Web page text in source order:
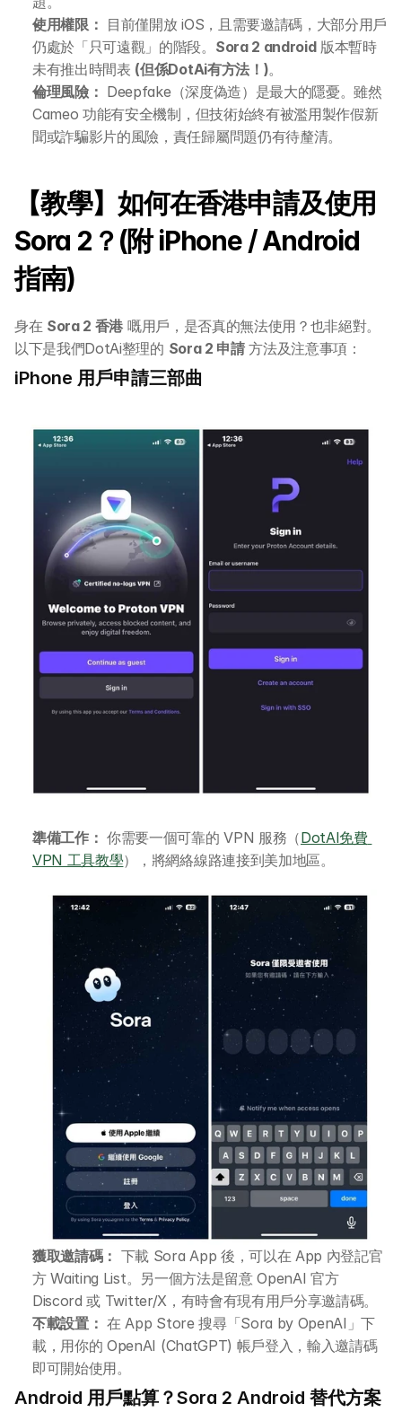
使用權限： 目前僅開放 iOS，且需要邀請碼，大部分用戶
仍處於「只可遠觀」的階段。 Sora 2 android 版本暫時
未有推出時間表 (但係DotAi有方法！)。
倫理風險： Deepfake（深度偽造）是最大的隱憂。雖然
Cameo 功能有安全機制，但技術始終有被濫用製作假新
聞或詐騙影片的風險，責任歸屬問題仍有待釐清。
【教學】如何在香港申請及使用
Sora 2？(附 iPhone / Android
指南)
身在 Sora 2 香港 嘅用戶，是否真的無法使用？也非絕對。
以下是我們DotAi整理的 Sora 2 申請 方法及注意事項：
iPhone 用戶申請三部曲
準備工作： 你需要一個可靠的 VPN 服務（DotAI免費
VPN 工具教學），將網絡線路連接到美加地區。
獲取邀請碼： 下載 Sora App 後，可以在 App 內登記官
方 Waiting List。另一個方法是留意 OpenAI 官方
Discord 或 Twitter/X，有時會有現有用戶分享邀請碼。
下載設置： 在 App Store 搜尋「Sora by OpenAI」下
載，用你的 OpenAI (ChatGPT) 帳戶登入，輸入邀請碼
即可開始使用。
Android 用戶點算？Sora 2 Android 替代方案
AI 應用主題班系列
DotAI 課程時間表
AI 活動
AI 企業培訓
學校 AI 培訓
一年任學 AI 課程計劃
網上 AI 學習平台
聯絡我們